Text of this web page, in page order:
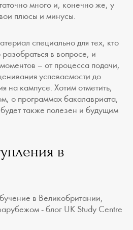
много и, конечно же, у
плюсы и минусы.
специально для тех, кто
в вопросе, и
– от процесса подачи,
успеваемости до
на кампусе. Хотим отметить,
о программах бакалавриата,
также полезен и будущим
в